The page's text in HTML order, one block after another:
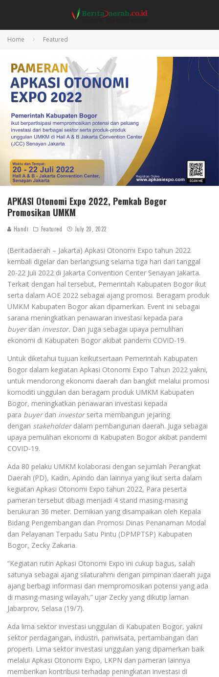
Home Featured
APKASI Otonomi Expo 2022, Pemkab Bogor
Promosikan UMKM
Handi Featured July 20, 2022
(Beritadaerah – Jakarta) Apkasi Otonomi Expo tahun 2022
kembali digelar dan berlangsung selama tiga hari dari tanggal
20-22 Juli 2022 di Jakarta Convention Center Senayan Jakarta.
Terkait dengan hal tersebut, Pemerintah Kabupaten Bogor ikut
serta dalam AOE 2022 sebagai ajang promosi. Beragam produk
UMKM Kabupaten Bogor akan dipamerkan. Event ini sebagai
sarana meningkatkan penawaran investasi kepada para
buyer dan investor. Dan juga sebagai upaya pemulihan
ekonomi di Kabupaten Bogor akibat pandemi COVID-19.
Untuk diketahui tujuan keikutsertaan Pemerintah Kabupaten
Bogor dalam kegiatan Apkasi Otonomi Expo Tahun 2022 yakni,
untuk mendorong ekonomi daerah dan bangkit melalui promosi
komoditi unggulan dan beragam produk UMKM Kabupaten
Bogor, meningkatkan penawaran investasi kepada
para buyer dan investor serta membangun jejaring
dengan stakeholder dalam pembangunan daerah. Juga sebagai
upaya pemulihan ekonomi di Kabupaten Bogor akibat pandemi
COVID-19.
Ada 80 pelaku UMKM kolaborasi dengan sejumlah Perangkat
Daerah (PD), Kadin, Apindo dan lainnya yang ikut serta dalam
kegiatan Apkasi Otonomi Expo tahun 2022, Para peserta
pameran tersebut dibagi menjadi 4 stand masing-masing
berukuran 36 meter. Demikian yang disampaikan oleh Kepala
Bidang Pengembangan dan Promosi Dinas Penanaman Modal
dan Pelayanan Terpadu Satu Pintu (DPMPTSP) Kabupaten
Bogor, Zecky Zakaria.
“Kegiatan rutin Apkasi Otonomi Expo ini cukup bagus, salah
satunya sebagai ajang silaturahmi dengan pimpinan daerah juga
ajang berbagi informasi dan mempromosikan potensi yang ada
di masing-masing wilayah,” ujar Zecky yang dikutip laman
Jabarprov, Selasa (19/7).
Ada lima sektor investasi unggulan di Kabupaten Bogor, yakni
sektor perdagangan, industri, pariwisata, pertambangan dan
properti. Lima sektor investasi unggulan yang dipamerkan baik
melalui Apkasi Otonomi Expo, LKPN dan pameran lainnya
memberikan kontribusi terhadap peningkatan investasi di